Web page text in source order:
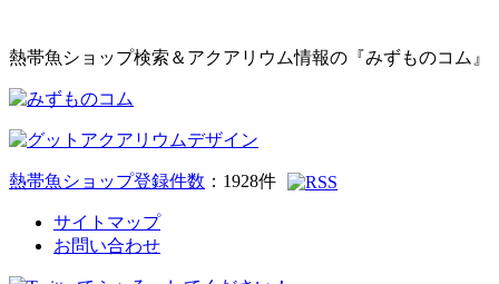
熱帯魚ショップ検索＆アクアリウム情報の『みずものコム』
熱帯魚ショップ登録件数 ： 1928件
サイトマップ
お問い合わせ